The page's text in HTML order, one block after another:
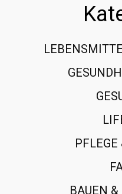
BAUEN &